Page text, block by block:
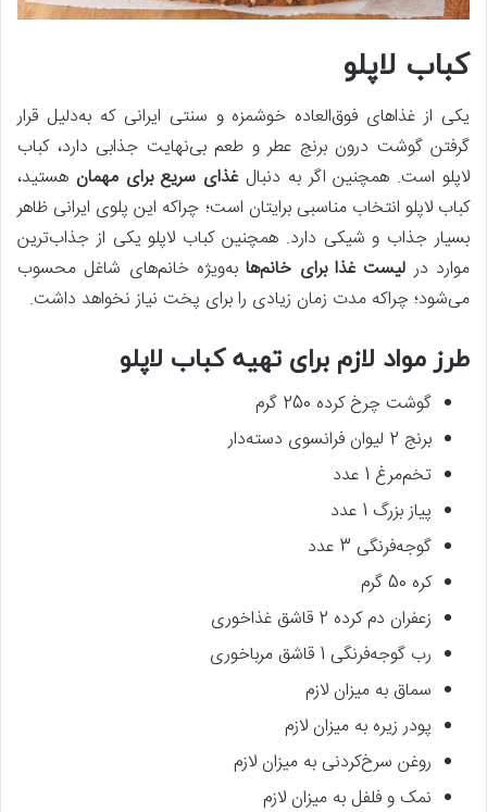
کباب لاپلو
یکی از غذاهای فوق‌العاده خوشمزه و سنتی ایرانی که به‌دلیل قرار
گرفتن گوشت درون برنج عطر و طعم بی‌نهایت جذابی دارد، کباب
لاپلو است. همچنین اگر به دنبالغذای سریع برای مهمان هستید،
کباب لاپلو انتخاب مناسبی برایتان است؛ چراکه این پلوی ایرانی ظاهر
بسیار جذاب و شیکی دارد. همچنین کباب لاپلو یکی از جذاب‌ترین
موارد در لیست غذا برای خانم‌هابه‌ویژه خانم‌های شاغل محسوب
می‌شود؛ چراکه مدت زمان زیادی را برای پخت نیاز نخواهد داشت.
طرز مواد لازم برای تهیه کباب لاپلو
گوشت چرخ کرده 250 گرم
برنج 2 لیوان فرانسوی دسته‌دار
تخم‌مرغ 1 عدد
پیاز بزرگ 1 عدد
گوجه‌فرنگی 3 عدد
کره 50 گرم
زعفران دم کرده 2 قاشق غذاخوری
رب گوجه‌فرنگی 1 قاشق مرباخوری
سماق به میزان لازم
پودر زیره به میزان لازم
روغن سرخ‌کردنی به میزان لازم
نمک و فلفل به میزان لازم